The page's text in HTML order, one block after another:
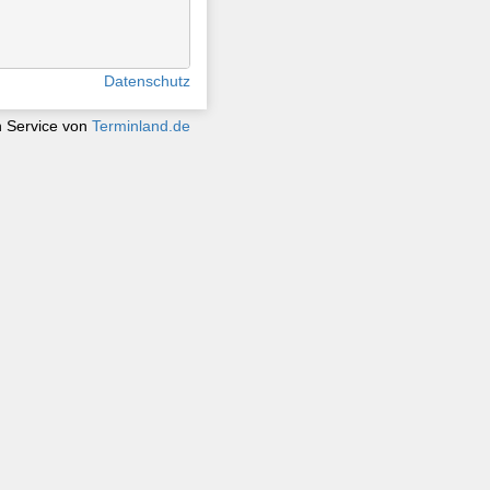
Datenschutz
Service von Terminland.de